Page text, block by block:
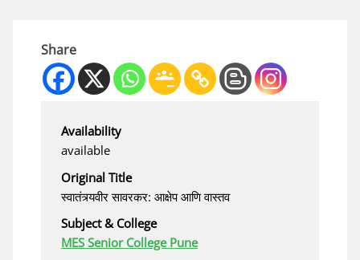
Share
Availability
available
Original Title
स्वातंत्र्यवीर सावरकर: आक्षेप आणि वास्तव
Subject & College
MES Senior College Pune